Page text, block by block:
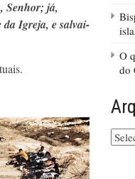
Senhor; já,
da Igreja, e salvai-
O
do
do